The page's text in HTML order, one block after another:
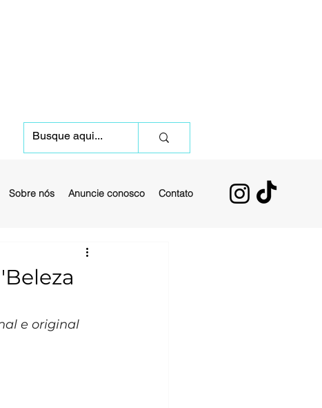
Sobre nós Anuncie conosco Contato
e original